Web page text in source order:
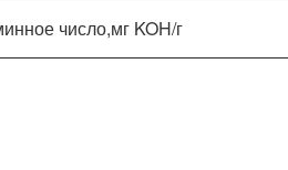
число,мг KOH/г